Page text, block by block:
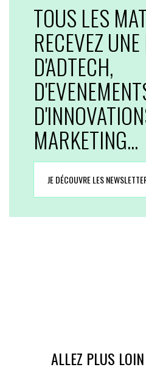
TOUS LES
RECEVEZ
D'ADTECH,
MARKETING...
JE DÉCOUVRE LES
ALLEZ PLUS